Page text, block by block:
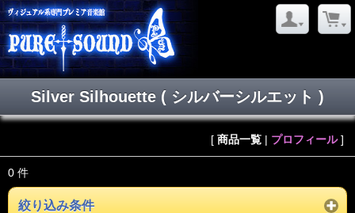
Silver Silhouette ( シルバーシルエット )
[ 商品一覧 | プロフィール]
0 件
絞り込み条件